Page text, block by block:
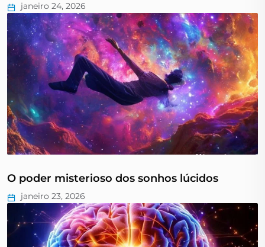
janeiro 24, 2026
O poder misterioso dos sonhos lúcidos
janeiro 23, 2026